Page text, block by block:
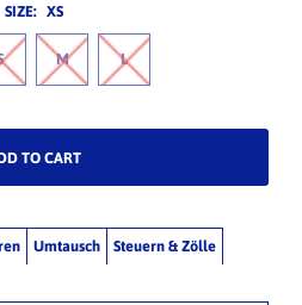
SIZE: XS
M L
Umtausch Steuern & Zölle